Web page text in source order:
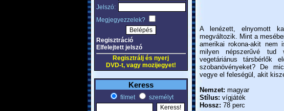
Jelszó:
Megjegyezzelek?
Regisztráció
Elfelejtett jelszó
Regisztrálj és nyerj
DVD-t, vagy mozijegyet!
Keress
filmet személyt
A lenézett, elnyomott
megváltozik. Mint a
amerikai rokona-akit nem
milyen népszerűvé
vegetáriánus
szobanövényeket? De
vegye el feleségül, akit
Nemzet: magyar
Stílus: vígjáték
Hossz: 78 perc